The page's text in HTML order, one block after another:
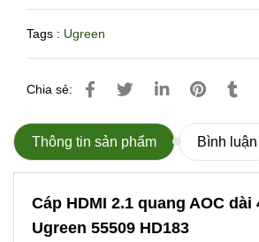
Tags : Ugreen
Chia sẻ:
Thông tin sản phẩm Bình luận
Cáp HDMI 2.1 quang AOC dài
Ugreen 55509 HD183